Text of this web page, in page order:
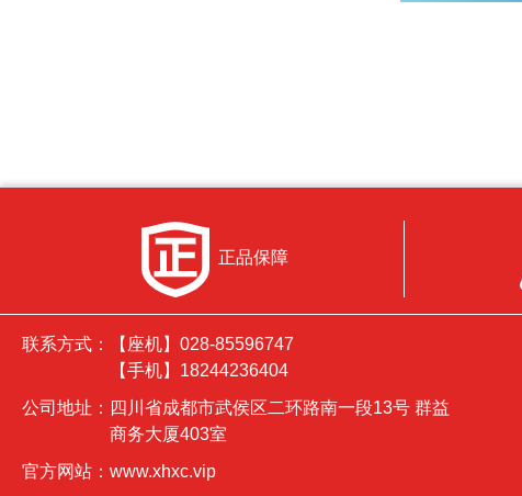
正品保障
联系方式：
【座机】028-85596747
【手机】18244236404
公司地址： 四川省成都市武侯区二环路南一段13号 群益
商务大厦403室
官方网站： www.xhxc.vip